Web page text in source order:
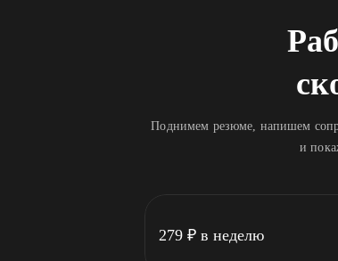
Поднимем резюме, напишем
и
279 ₽ в неделю